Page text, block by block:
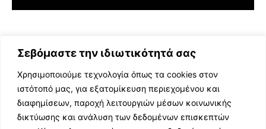
Σεβόμαστε την ιδιωτικότητά σας
Χρησιμοποιούμε τεχνολογία όπως τα cookies στον
ιστότοπό μας, για εξατομίκευση περιεχομένου και
διαφημίσεων, παροχή λειτουργιών μέσων κοινωνικής
δικτύωσης και ανάλυση των δεδομένων επισκεπτών
ΕΛΛΗΝΙΚΗ ΜΟΥΣΙΚΗ
TV SHOWS